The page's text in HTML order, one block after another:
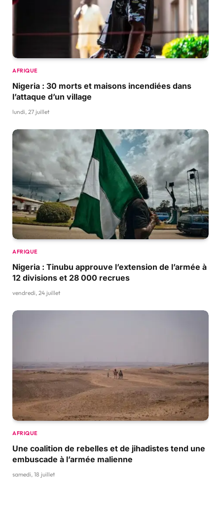
AFRIQUE
Nigeria : 30 morts et maisons incendiées dans
l’attaque d’un village
lundi, 27 juillet
AFRIQUE
Nigeria : Tinubu approuve l’extension de l’armée à
12 divisions et 28 000 recrues
vendredi, 24 juillet
AFRIQUE
Une coalition de rebelles et de jihadistes tend une
embuscade à l’armée malienne
samedi, 18 juillet